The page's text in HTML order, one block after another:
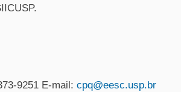
9251 E-mail: cpq@eesc.usp.br